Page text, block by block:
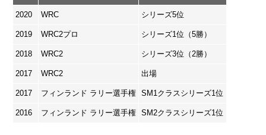
2020 WRC シリーズ5位
2019 WRC2プロ シリーズ1位（5勝）
2018 WRC2 シリーズ3位（2勝）
2017 WRC2 出場
2017 フィンランド ラリー選手権 SM1クラスシリーズ1位
2016 フィンランド ラリー選手権 SM2クラスシリーズ1位